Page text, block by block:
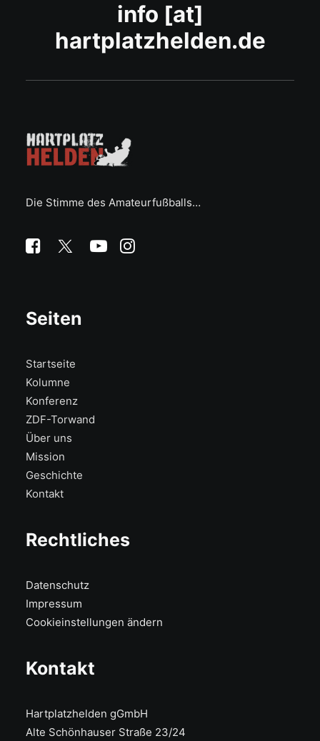
info [at]
hartplatzhelden.de
Die Stimme des Amateurfußballs…
Seiten
Startseite
Kolumne
Konferenz
ZDF-Torwand
Über uns
Mission
Geschichte
Kontakt
Rechtliches
Datenschutz
Impressum
Cookieinstellungen ändern
Kontakt
Hartplatzhelden gGmbH
Alte Schönhauser Straße 23/24